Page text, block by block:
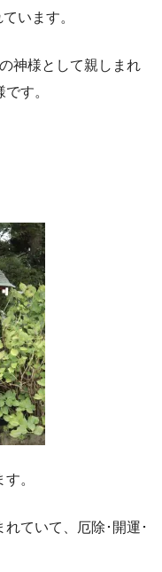
います。
神様として親しまれ
す。
。
ていて、厄除･開運･